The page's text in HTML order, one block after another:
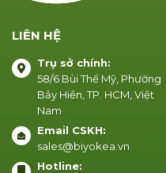
LIÊN HỆ
Trụ sở chính:
58/6 Bùi Thế Mỹ, Phường
Bảy Hiền, TP. HCM, Việt
Nam
Email CSKH:
sales@biyokea.vn
Hotline: